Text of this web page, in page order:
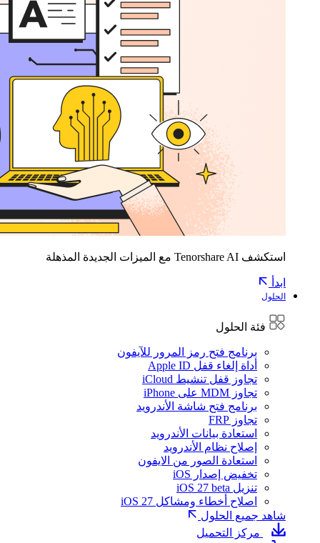
استكشف Tenorshare AI مع الميزات الجديدة المذهلة
ابدأ
الحلول
فئة الحلول
برنامج فتح رمز المرور للآيفون
أداة إلغاء قفل Apple ID
تجاوز قفل تنشيط iCloud
تجاوز MDM على iPhone
برنامج فتح شاشة الأندرويد
تجاوز FRP
استعادة بيانات الأندرويد
إصلاح نظام الأندرويد
استعادة الصور من الايفون
تخفيض إصدار iOS
تنزيل iOS 27 beta
اصلاح أخطاء ومشاكل iOS 27
شاهد جميع الحلول
مركز التحميل